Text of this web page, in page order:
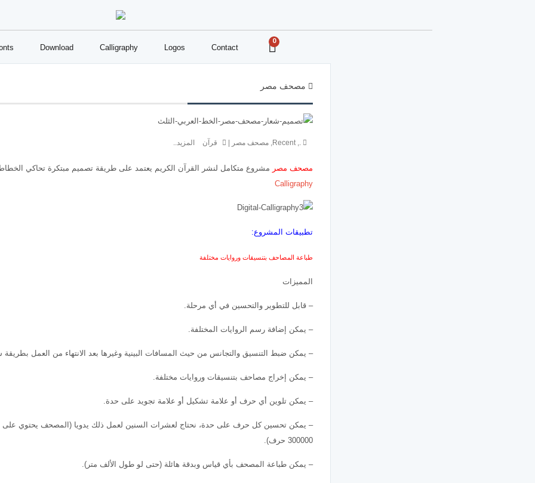
Download Calligraphy Logos Contact
0
مصحف مصر
Recent مصحف مصر | قرآن المزيد..
مصحف مصر مشروع متكامل لنشر القرآن الكريم يعتمد على طريقة تصميم مبتكرة تحاكي
Calligraphy
تطبيقات المشروع:
طباعة المصاحف بتنسيقات وروايات مختلفة
المميزات
– قابل للتطوير والتحسين في أي مرحلة.
– يمكن إضافة رسم الروايات المختلفة.
– يمكن ضبط التنسيق والتجانس من حيث المسافات البينية وغيرها بعد الانتهاء من العمل بطريقة
– يمكن إخراج مصاحف بتنسيقات وروايات مختلفة.
– يمكن تلوين أي حرف أو علامة تشكيل أو علامة تجويد على حدة.
– يمكن تحسين كل حرف على حدة، نحتاج لعشرات السنين لعمل ذلك يدويا (المصحف يحتوي على
300000 حرف).
– يمكن طباعة المصحف بأي قياس وبدقة هائلة (حتى لو طول الألف متر).